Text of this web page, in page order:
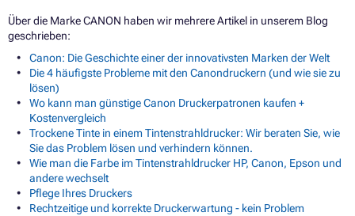
Über die Marke CANON haben wir mehrere Artikel in unserem Blog
geschrieben:
Canon: Die Geschichte einer der innovativsten Marken der Welt
Die 4 häufigste Probleme mit den Canondruckern (und wie sie zu
lösen)
Wo kann man günstige Canon Druckerpatronen kaufen +
Kostenvergleich
Trockene Tinte in einem Tintenstrahldrucker: Wir beraten Sie, wie
Sie das Problem lösen und verhindern können.
Wie man die Farbe im Tintenstrahldrucker HP, Canon, Epson und
andere wechselt
Pflege Ihres Druckers
Rechtzeitige und korrekte Druckerwartung - kein Problem